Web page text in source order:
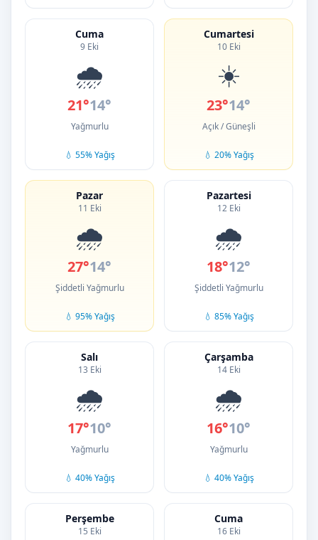
Cuma
9 Eki
🌧️
21°14°
Yağmurlu
💧 55% Yağış
Cumartesi
10 Eki
☀️
23°14°
Açık / Güneşli
💧 20% Yağış
Pazar
11 Eki
🌧️
27°14°
Şiddetli Yağmurlu
💧 95% Yağış
Pazartesi
12 Eki
🌧️
18°12°
Şiddetli Yağmurlu
💧 85% Yağış
Salı
13 Eki
🌧️
17°10°
Yağmurlu
💧 40% Yağış
Çarşamba
14 Eki
🌧️
16°10°
Yağmurlu
💧 40% Yağış
Perşembe
15 Eki
Cuma
16 Eki